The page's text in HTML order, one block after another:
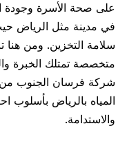
على صحة الأسرة وجودة
في مدينة مثل الرياض حيث
سلامة التخزين. ومن هنا
متخصصة تمتلك الخبرة
شركة فرسان الجنوب من
المياه بالرياض بأسلوب
والاستدامة.